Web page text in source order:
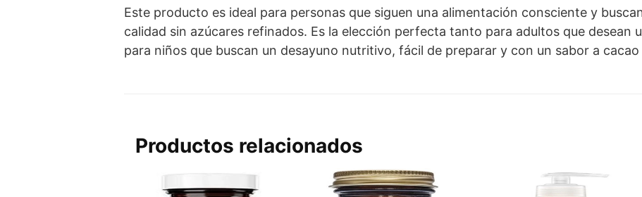
Este producto es ideal para personas que siguen una alimentación consciente y
calidad sin azúcares refinados. Es la elección perfecta tanto para adultos que desean
para niños que buscan un desayuno nutritivo, fácil de preparar y con un sabor a
Productos relacionados